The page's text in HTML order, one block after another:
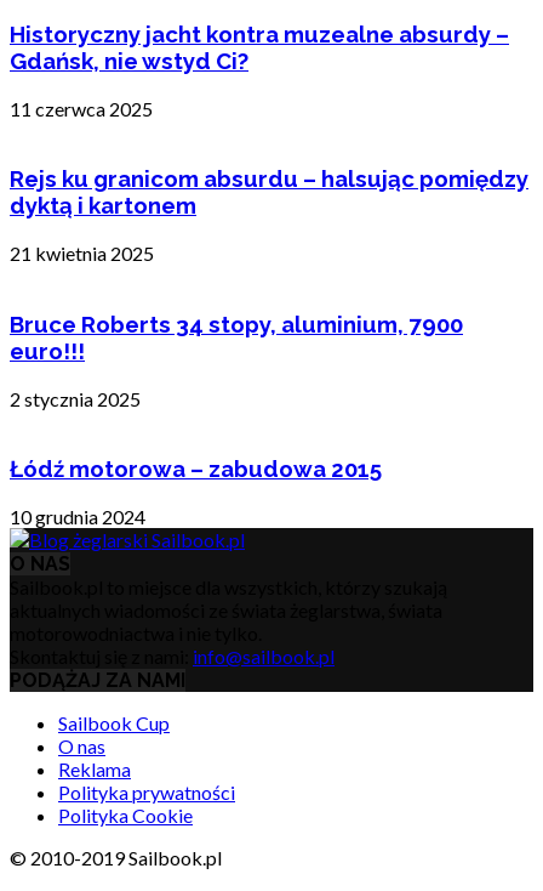
Historyczny jacht kontra muzealne absurdy –
Gdańsk, nie wstyd Ci?
11 czerwca 2025
Rejs ku granicom absurdu – halsując pomiędzy
dyktą i kartonem
21 kwietnia 2025
Bruce Roberts 34 stopy, aluminium, 7900
euro!!!
2 stycznia 2025
Łódź motorowa – zabudowa 2015
10 grudnia 2024
O NAS
info@sailbook.pl
PODĄŻAJ ZA NAMI
Sailbook Cup
O nas
Reklama
Polityka prywatności
Polityka Cookie
© 2010-2019 Sailbook.pl